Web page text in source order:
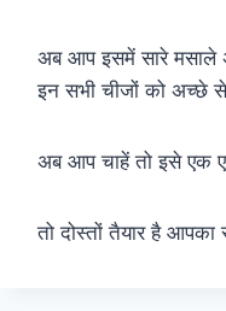
अब आप इसमें सारे मसाले
इन सभी चीजों को अच्छे
अब आप चाहें तो इसे एक
तो दोस्तों तैयार है आपका